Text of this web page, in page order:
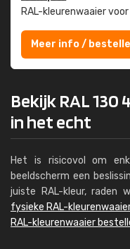
RAL-kleuren­waaier voor
Meer info /
Bekijk RAL 130
in het echt
Het is risicovol om
beeldscherm een
juiste RAL-kleur, raden
fysieke RAL-
RAL-kleurenwaaier